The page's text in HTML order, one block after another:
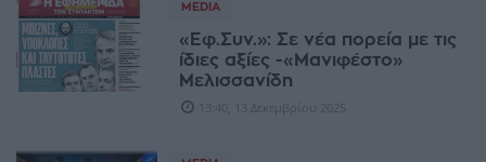
MEDIA
«Εφ.Συν.»: Σε νέα πορεία με τις
ίδιες αξίες -«Μανιφέστο»
Μελισσανίδη
13:40, 13 Δεκεμβρίου 2025